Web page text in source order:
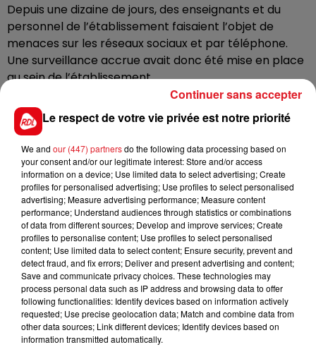
Depuis une dizaine de jours, des enseignants et du
personnel de l’établissement faisaient l’objet de
menaces sur les réseaux sociaux et par téléphone.
Une surveillance accrue avait donc été mise en place
au sein de l’établissement.
Les cours ont été suspendus à 16h ce lundi, et n'ont
repris qu'à 10 heures, ce mardi matin. Une cellule
d’écoute a été mise en place pour les lycéens
choqués. Elle restera en place toute la semaine a
assuré l’inspecteur d’académie.
FIL D'ACTUS
Le respect de votre vie privée est notre priorité
We and our (447) partnersdo the following data processing based on
your consent and/or our legitimate interest: Store and/or access
information on a device; Use limited data to select advertising; Create
profiles for personalised advertising; Use profiles to select personalised
advertising; Measure advertising performance; Measure content
performance; Understand audiences through statistics or combinations
of data from different sources; Develop and improve services; Create
profiles to personalise content; Use profiles to select personalised
content; Use limited data to select content; Ensure security, prevent and
detect fraud, and fix errors; Deliver and present advertising and content;
Save and communicate privacy choices. These technologies may
process personal data such as IP address and browsing data to offer
following functionalities: Identify devices based on information actively
requested; Use precise geolocation data; Match and combine data from
other data sources; Link different devices; Identify devices based on
information transmitted automatically.
Continuer sans accepter